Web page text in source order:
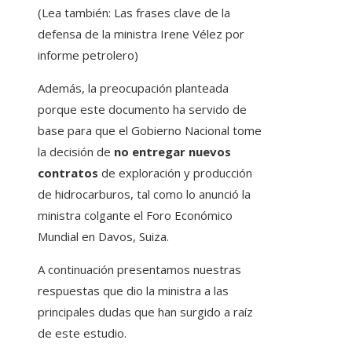
(Lea también: Las frases clave de la
defensa de la ministra Irene Vélez por
informe petrolero)
Además, la preocupación planteada
porque este documento ha servido de
base para que el Gobierno Nacional tome
la decisión de no entregar nuevos
contratos de exploración y producción
de hidrocarburos, tal como lo anunció la
ministra colgante el Foro Económico
Mundial en Davos, Suiza.
A continuación presentamos nuestras
respuestas que dio la ministra a las
principales dudas que han surgido a raíz
de este estudio.